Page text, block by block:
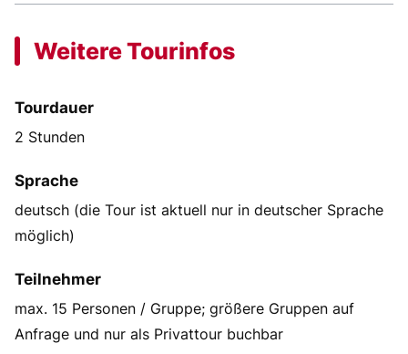
Weitere Tourinfos
Tourdauer
2 Stunden
Sprache
deutsch (die Tour ist aktuell nur in deutscher Sprache
möglich)
Teilnehmer
max. 15 Personen / Gruppe; größere Gruppen auf
Anfrage und nur als Privattour buchbar